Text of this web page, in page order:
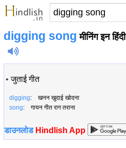
digging song मीनिंग इन हिंदी
•जुताई गीत
digging: खनन खुदाई खोदना
song: गायन गीत राग तराना
डाउनलोड Hindlish App